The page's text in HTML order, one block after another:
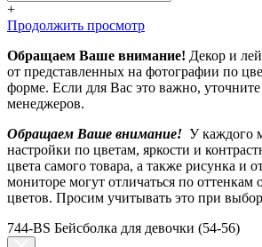
+
Продолжить просмотр
Обращаем Ваше внимание! Декор и
от представленных на фотографии по
форме. Если для Вас это важно,
менеджеров.
Обращаем Ваше внимание! У каждого
настройки по цветам, яркости и
цвета самого товара, а также рисунка и
мониторе могут отличаться по оттенкам
цветов. Просим учитывать это при
744-BS Бейсболка для девочки (54-56)